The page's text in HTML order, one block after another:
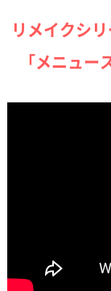
リメイクシ
「メニュ